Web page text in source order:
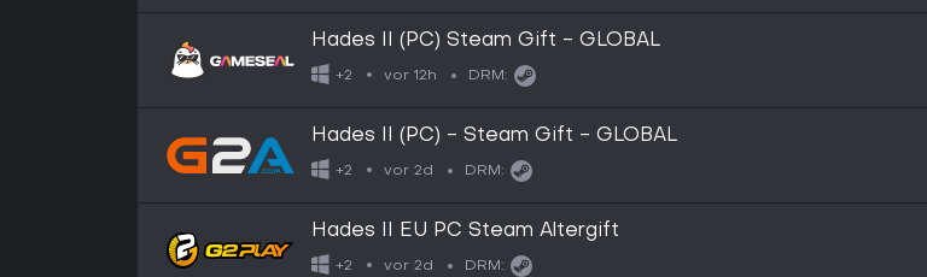
Hades II (PC) Steam Gift - GLOBAL
+2 vor 12h DRM:
Hades II (PC) - Steam Gift - GLOBAL
+2 vor 2d DRM:
Hades II EU PC Steam Altergift
+2 vor 2d DRM: